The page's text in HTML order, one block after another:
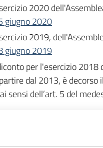
2020
giugno 2020
2019,
giugno 2019
per l'esercizio
dal 2013, è
sensi dell’art. 5 del